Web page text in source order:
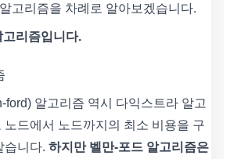
고리즘을 차례로 알아보겠습니다.
리즘입니다.
ford) 알고리즘 역시 다익스트라 알고
노드에서 노드까지의 최소 비용을 구
습니다. 하지만 벨만-포드 알고리즘은